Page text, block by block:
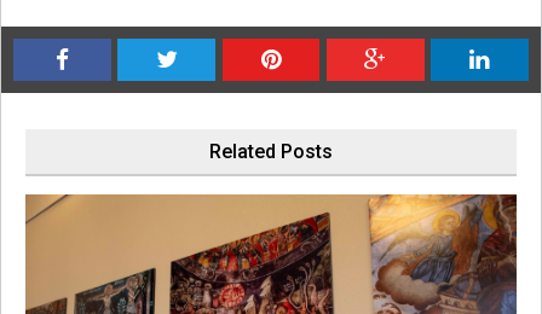
Related Posts